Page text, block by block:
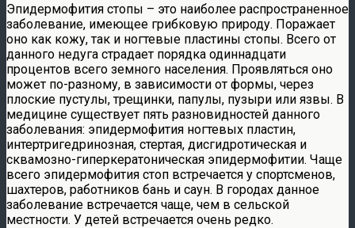
Эпидермофития стопы – это наиболее распространенное
заболевание, имеющее грибковую природу. Поражает
оно как кожу, так и ногтевые пластины стопы. Всего от
данного недуга страдает порядка одиннадцати
процентов всего земного населения. Проявляться оно
может по-разному, в зависимости от формы, через
плоские пустулы, трещинки, папулы, пузыри или язвы. В
медицине существует пять разновидностей данного
заболевания: эпидермофития ногтевых пластин,
интертригедринозная, стертая, дисгидротическая и
сквамозно-гиперкератоническая эпидермофитии. Чаще
всего эпидермофития стоп встречается у спортсменов,
шахтеров, работников бань и саун. В городах данное
заболевание встречается чаще, чем в сельской
местности. У детей встречается очень редко.